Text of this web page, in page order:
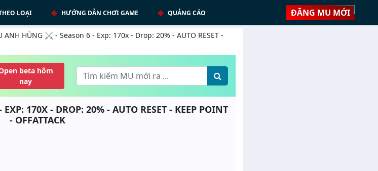
LOẠI HƯỚNG DẪN CHƠI GAME QUẢNG CÁO ĐĂNG MU MỚI
HÙNG ⚔️ - Season 6 - Exp: 170x - Drop: 20% - AUTO RESET -
beta hôm
nay
170X - DROP: 20% - AUTO RESET - KEEP POINT
- OFFATTACK